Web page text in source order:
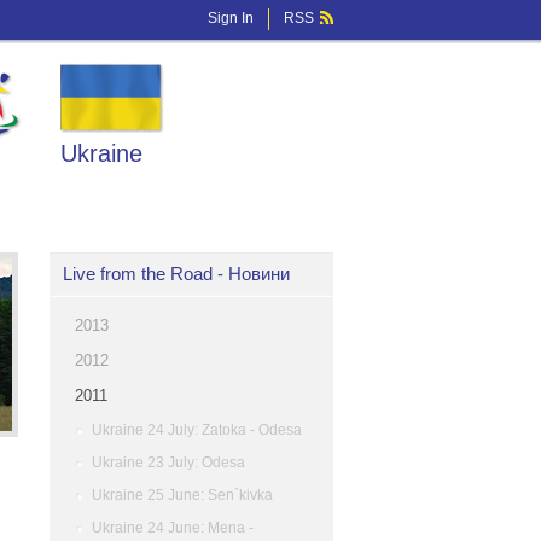
RSS
Sign In
Ukraine
Live from the Road - Новини
2013
2012
2011
Ukraine 24 July: Zatoka - Odesa
Ukraine 23 July: Odesa
Ukraine 25 June: Sen`kivka
Ukraine 24 June: Mena -